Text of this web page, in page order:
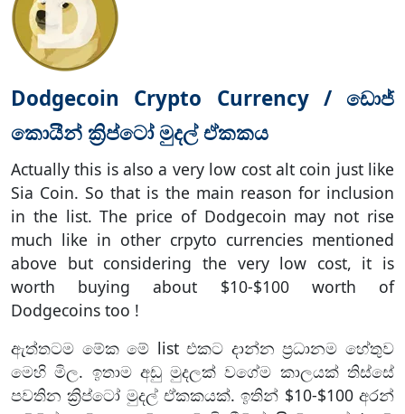
Dodgecoin Crypto Currency / ඩොජ්
කොයීන් ක්‍රිප්ටෝ මුදල් ඒකකය
Actually this is also a very low cost alt coin just like
Sia Coin. So that is the main reason for inclusion
in the list. The price of Dodgecoin may not rise
much like in other crpyto currencies mentioned
above but considering the very low cost, it is
worth buying about $10-$100 worth of
Dodgecoins too !
ඇත්තටම මේක මේ list එකට දාන්න ප්‍රධානම හේතුව
මෙහි මිල. ඉතාම අඩු මුදලක් වගේම කාලයක් තිස්සේ
පවතින ක්‍රිප්ටෝ මුදල් ඒකකයක්. ඉතින් $10-$100 අරන්